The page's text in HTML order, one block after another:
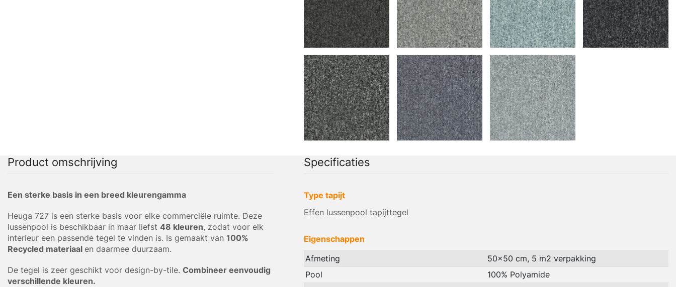
Product omschrijving
Een sterke basis in een breed kleurengamma
Heuga 727 is een sterke basis voor elke commerciële ruimte. Deze
lussenpool is beschikbaar in maar liefst 48 kleuren, zodat voor elk
interieur een passende tegel te vinden is. Is gemaakt van 100%
Recycled materiaal en daarmee duurzaam.
De tegel is zeer geschikt voor design-by-tile. Combineer eenvoudig
verschillende kleuren.
Specificaties
Type tapijt
Effen lussenpool tapijttegel
Eigenschappen
Afmeting
50x50 cm, 5 m2 verpakking
Pool
100% Polyamide